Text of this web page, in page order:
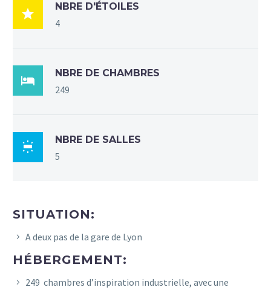

NBRE D'ÉTOILES
4

NBRE DE CHAMBRES
249

NBRE DE SALLES
5
SITUATION:
A deux pas de la gare de Lyon
HÉBERGEMENT:
249 chambres d’inspiration industrielle, avec une